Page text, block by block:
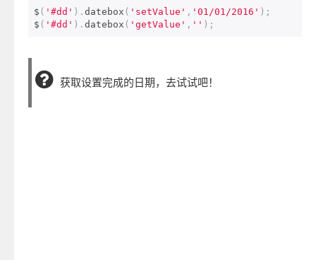
$ ( '#dd' ). datebox ( 'setValue' , '01/01/2016' );
$ ( '#dd' ). datebox ( 'getValue' , '' );
获取设置完成的日期，去试试吧！